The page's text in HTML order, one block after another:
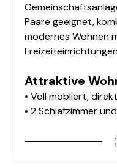
Paare geeignet,
modernes Wohnen
Attraktive
• Voll möbliert,
• 2 Schlafzimmer
• Großzügiger